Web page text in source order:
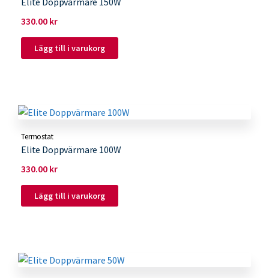
330.00 kr
Lägg till i varukorg
Termostat
Elite Doppvärmare 100W
330.00 kr
Lägg till i varukorg